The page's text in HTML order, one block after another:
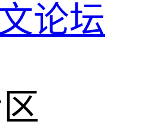
论坛